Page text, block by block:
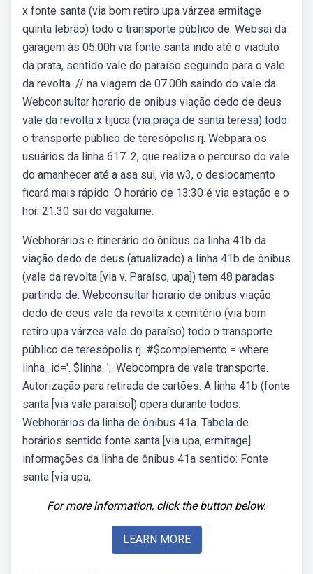
x fonte santa (via bom retiro upa várzea ermitage
quinta lebrão) todo o transporte público de. Websai da
garagem às 05:00h via fonte santa indo até o viaduto
da prata, sentido vale do paraíso seguindo para o vale
da revolta. // na viagem de 07:00h saindo do vale da.
Webconsultar horario de onibus viação dedo de deus
vale da revolta x tijuca (via praça de santa teresa) todo
o transporte público de teresópolis rj. Webpara os
usuários da linha 617. 2, que realiza o percurso do vale
do amanhecer até a asa sul, via w3, o deslocamento
ficará mais rápido. O horário de 13:30 é via estação e o
hor. 21:30 sai do vagalume.
Webhorários e itinerário do ônibus da linha 41b da
viação dedo de deus (atualizado) a linha 41b de ônibus
(vale da revolta [via v. Paraíso, upa]) tem 48 paradas
partindo de. Webconsultar horario de onibus viação
dedo de deus vale da revolta x cemitério (via bom
retiro upa várzea vale do paraíso) todo o transporte
público de teresópolis rj. #$complemento = where
linha_id='. $linha. ';. Webcompra de vale transporte.
Autorização para retirada de cartões. A linha 41b (fonte
santa [via vale paraíso]) opera durante todos.
Webhorários da linha de ônibus 41a. Tabela de
horários sentido fonte santa [via upa, ermitage]
informações da linha de ônibus 41a sentido: Fonte
santa [via upa,.
For more information, click the button below.
LEARN MORE